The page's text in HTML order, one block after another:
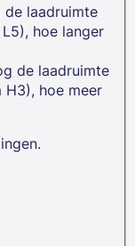
de laadruimte
hoe langer
de laadruimte
hoe meer